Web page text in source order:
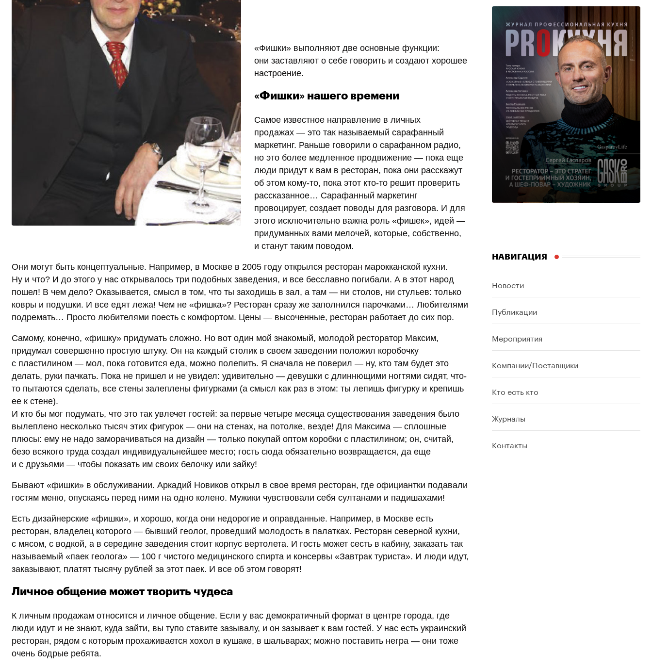
«Фишки» выполняют две основные функции:
они заставляют о себе говорить и создают хорошее
настроение.
«Фишки» нашего времени
Самое известное направление в личных
продажах — это так называемый сарафанный
маркетинг. Раньше говорили о сарафанном радио,
но это более медленное продвижение — пока еще
люди придут к вам в ресторан, пока они расскажут
об этом кому-то, пока этот кто-то решит проверить
рассказанное… Сарафанный маркетинг
провоцирует, создает поводы для разговора. И для
этого исключительно важна роль «фишек», идей —
придуманных вами мелочей, которые, собственно,
и станут таким поводом.
Они могут быть концептуальные. Например, в Москве в 2005 году открылся ресторан марокканской кухни.
Ну и что? И до этого у нас открывалось три подобных заведения, и все бесславно погибали. А в этот народ
пошел! В чем дело? Оказывается, смысл в том, что ты заходишь в зал, а там — ни столов, ни стульев: только
ковры и подушки. И все едят лежа! Чем не «фишка»? Ресторан сразу же заполнился парочками… Любителями
подремать… Просто любителями поесть с комфортом. Цены — высоченные, ресторан работает до сих пор.
Самому, конечно, «фишку» придумать сложно. Но вот один мой знакомый, молодой ресторатор Максим,
придумал совершенно простую штуку. Он на каждый столик в своем заведении положил коробочку
с пластилином — мол, пока готовится еда, можно полепить. Я сначала не поверил — ну, кто там будет это
делать, руки пачкать. Пока не пришел и не увидел: удивительно — девушки с длиннющими ногтями сидят, что-
то пытаются сделать, все стены залеплены фигурками (а смысл как раз в этом: ты лепишь фигурку и крепишь
ее к стене).
И кто бы мог подумать, что это так увлечет гостей: за первые четыре месяца существования заведения было
вылеплено несколько тысяч этих фигурок — они на стенах, на потолке, везде! Для Максима — сплошные
плюсы: ему не надо заморачиваться на дизайн — только покупай оптом коробки с пластилином; он, считай,
безо всякого труда создал индивидуальнейшее место; гость сюда обязательно возвращается, да еще
и с друзьями — чтобы показать им своих белочку или зайку!
Бывают «фишки» в обслуживании. Аркадий Новиков открыл в свое время ресторан, где официантки подавали
гостям меню, опускаясь перед ними на одно колено. Мужики чувствовали себя султанами и падишахами!
Есть дизайнерские «фишки», и хорошо, когда они недорогие и оправданные. Например, в Москве есть
ресторан, владелец которого — бывший геолог, проведший молодость в палатках. Ресторан северной кухни,
с мясом, с водкой, а в середине заведения стоит корпус вертолета. И гость может сесть в кабину, заказать так
называемый «паек геолога» — 100 г чистого медицинского спирта и консервы «Завтрак туриста». И люди идут,
заказывают, платят тысячу рублей за этот паек. И все об этом говорят!
Личное общение может творить чудеса
К личным продажам относится и личное общение. Если у вас демократичный формат в центре города, где
люди идут и не знают, куда зайти, вы тупо ставите зазывалу, и он зазывает к вам гостей. У нас есть украинский
ресторан, рядом с которым прохаживается хохол в кушаке, в шальварах; можно поставить негра — они тоже
очень бодрые ребята.
НАВИГАЦИЯ
Новости
Публикации
Мероприятия
Компании/Поставщики
Кто есть кто
Журналы
Контакты